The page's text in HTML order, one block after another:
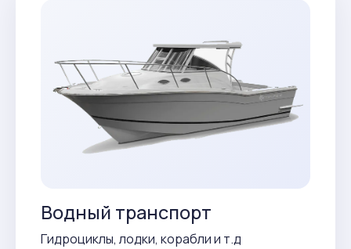
Водный транспорт
Гидроциклы, лодки, корабли и т.д